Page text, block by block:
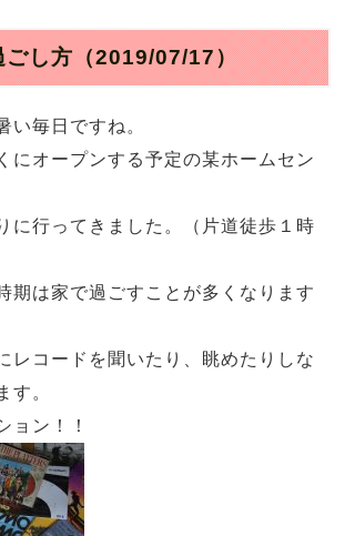
ごし方 （2019/07/17）
い毎日ですね。
にオープンする予定の某ホームセン
に行ってきました。（片道徒歩１時
期は家で過ごすことが多くなります
レコードを聞いたり、眺めたりしな
す。
ョン！！